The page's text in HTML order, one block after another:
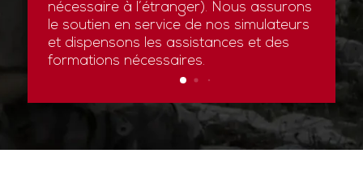
nécessaire à l’étranger). Nous assurons
le soutien en service de nos simulateurs
et dispensons les assistances et des
formations nécessaires.